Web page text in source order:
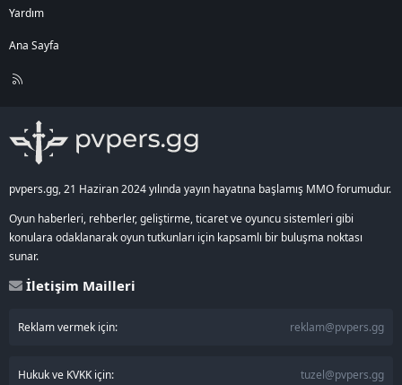
Yardım
Ana Sayfa
R
pvpers.gg, 21 Haziran 2024 yılında yayın hayatına başlamış MMO forumudur.
Oyun haberleri, rehberler, geliştirme, ticaret ve oyuncu sistemleri gibi
konulara odaklanarak oyun tutkunları için kapsamlı bir buluşma noktası
sunar.
İletişim Mailleri
Reklam vermek için: reklam@pvpers.gg
Hukuk ve KVKK için: tuzel@pvpers.gg